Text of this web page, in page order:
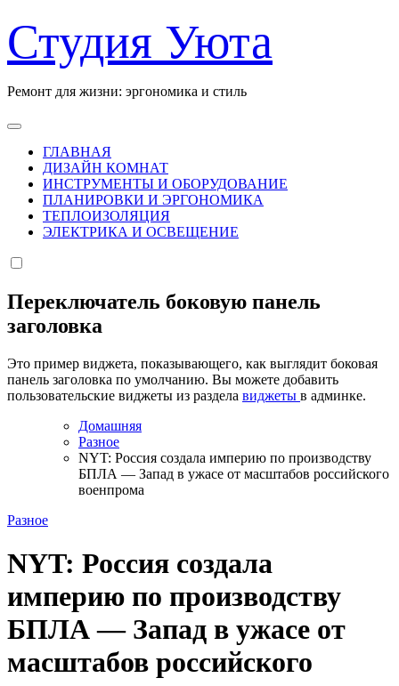
к
содержанию
Студия Уюта
Ремонт для жизни: эргономика и стиль
ГЛАВНАЯ
ДИЗАЙН КОМНАТ
ИНСТРУМЕНТЫ И ОБОРУДОВАНИЕ
ПЛАНИРОВКИ И ЭРГОНОМИКА
ТЕПЛОИЗОЛЯЦИЯ
ЭЛЕКТРИКА И ОСВЕЩЕНИЕ
Переключатель боковую панель
заголовка
Это пример виджета, показывающего, как выглядит боковая
панель заголовка по умолчанию. Вы можете добавить
пользовательские виджеты из раздела виджеты в админке.
Домашняя
Разное
NYT: Россия создала империю по производству
БПЛА — Запад в ужасе от масштабов российского
военпрома
Разное
NYT: Россия создала
империю по производству
БПЛА — Запад в ужасе от
масштабов российского